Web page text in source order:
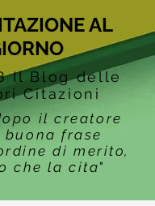
AL
Il Blog delle
Citazioni
il creatore
buona frase
di merito,
che la cita"